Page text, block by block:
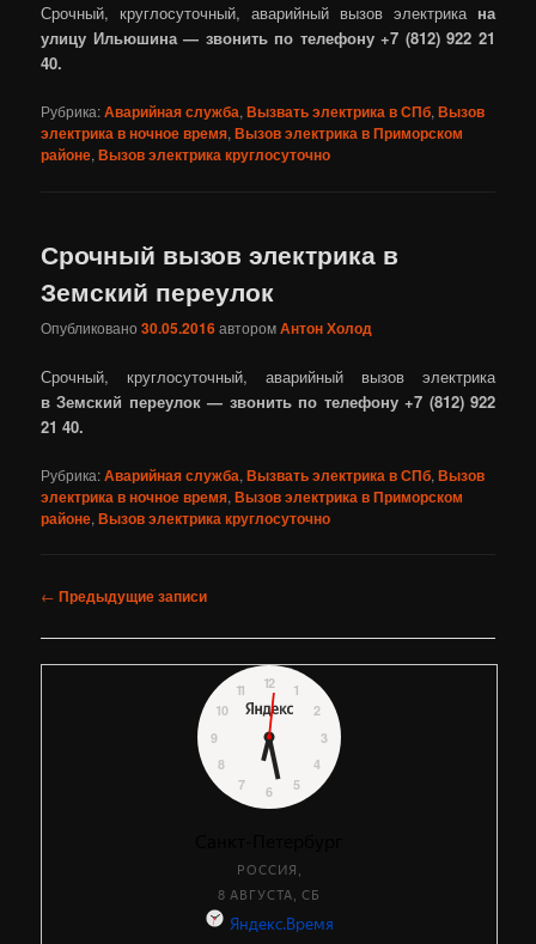
Срочный, круглосуточный, аварийный вызов электрика на
улицу Ильюшина — звонить по телефону +7 (812) 922 21
40.
Рубрика:Аварийная служба,Вызвать электрика в СПб,Вызов
электрика в ночное время,Вызов электрика в Приморском
районе,Вызов электрика круглосуточно
Срочный вызов электрика в
Земский переулок
Опубликовано30.05.2016авторомАнтон Холод
Срочный, круглосуточный, аварийный вызов электрика
в Земский переулок — звонить по телефону +7 (812) 922
21 40.
Рубрика:Аварийная служба,Вызвать электрика в СПб,Вызов
электрика в ночное время,Вызов электрика в Приморском
районе,Вызов электрика круглосуточно
Навигация
записям
← Предыдущие записи